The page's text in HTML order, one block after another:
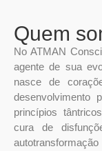
Quem
No ATMAN
agente de sua
nasce de
desenvolvimento
princípios
cura de